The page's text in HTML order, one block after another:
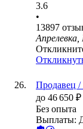
3.6
•
13897
Продавец /
до 46 650 ₽
Без опыта
Выплаты: